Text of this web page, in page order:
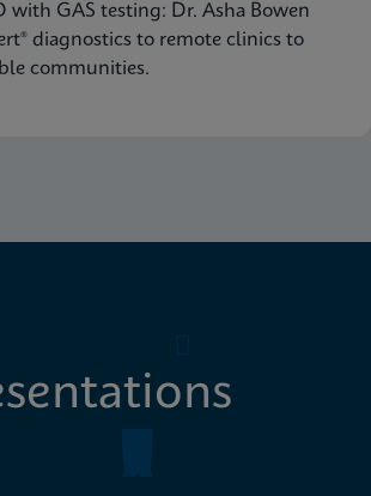
with GAS testing: Dr. Asha Bowen
diagnostics to remote clinics to
communities.